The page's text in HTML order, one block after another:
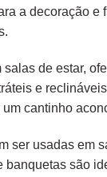
a decoração
de estar,
e
cantinho
ser usadas em
banquetas são